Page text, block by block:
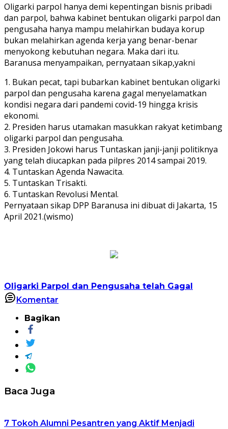
Oligarki parpol hanya demi kepentingan bisnis pribadi
dan parpol, bahwa kabinet bentukan oligarki parpol dan
pengusaha hanya mampu melahirkan budaya korup
bukan melahirkan agenda kerja yang benar-benar
menyokong kebutuhan negara. Maka dari itu.
Baranusa menyampaikan, pernyataan sikap,yakni
1. Bukan pecat, tapi bubarkan kabinet bentukan oligarki
parpol dan pengusaha karena gagal menyelamatkan
kondisi negara dari pandemi covid-19 hingga krisis
ekonomi.
2. Presiden harus utamakan masukkan rakyat ketimbang
oligarki parpol dan pengusaha.
3. Presiden Jokowi harus Tuntaskan janji-janji politiknya
yang telah diucapkan pada pilpres 2014 sampai 2019.
4. Tuntaskan Agenda Nawacita.
5. Tuntaskan Trisakti.
6. Tuntaskan Revolusi Mental.
Pernyataan sikap DPP Baranusa ini dibuat di Jakarta, 15
April 2021.(wismo)
Oligarki Parpol dan Pengusaha telah Gagal
Komentar
Bagikan
Baca Juga
7 Tokoh Alumni Pesantren yang Aktif Menjadi